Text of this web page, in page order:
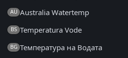
AU Australia Watertemp
BS Temperatura Vode
BG Температура на Водата